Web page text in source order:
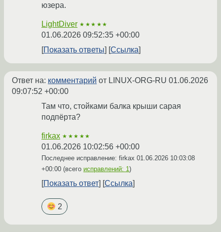
юзера.
LightDiver ★★★★★
01.06.2026 09:52:35 +00:00
Показать ответы
Ссылка
Ответ на: комментарий от LINUX-ORG-RU 01.06.2026
09:07:52 +00:00
Там что, стойками балка крыши сарая
подпёрта?
firkax ★★★★★
01.06.2026 10:02:56 +00:00
Последнее исправление: firkax 01.06.2026 10:03:08
+00:00 (всего исправлений: 1 )
Показать ответ Ссылка
2